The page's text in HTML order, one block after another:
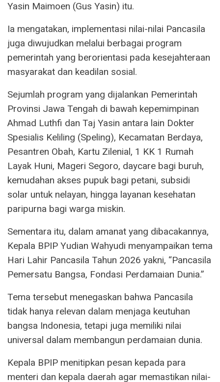
Yasin Maimoen (Gus Yasin) itu.
Ia mengatakan, implementasi nilai-nilai Pancasila
juga diwujudkan melalui berbagai program
pemerintah yang berorientasi pada kesejahteraan
masyarakat dan keadilan sosial.
Sejumlah program yang dijalankan Pemerintah
Provinsi Jawa Tengah di bawah kepemimpinan
Ahmad Luthfi dan Taj Yasin antara lain Dokter
Spesialis Keliling (Speling), Kecamatan Berdaya,
Pesantren Obah, Kartu Zilenial, 1 KK 1 Rumah
Layak Huni, Mageri Segoro, daycare bagi buruh,
kemudahan akses pupuk bagi petani, subsidi
solar untuk nelayan, hingga layanan kesehatan
paripurna bagi warga miskin.
Sementara itu, dalam amanat yang dibacakannya,
Kepala BPIP Yudian Wahyudi menyampaikan tema
Hari Lahir Pancasila Tahun 2026 yakni, “Pancasila
Pemersatu Bangsa, Fondasi Perdamaian Dunia.”
Tema tersebut menegaskan bahwa Pancasila
tidak hanya relevan dalam menjaga keutuhan
bangsa Indonesia, tetapi juga memiliki nilai
universal dalam membangun perdamaian dunia.
Kepala BPIP menitipkan pesan kepada para
menteri dan kepala daerah agar memastikan nilai-